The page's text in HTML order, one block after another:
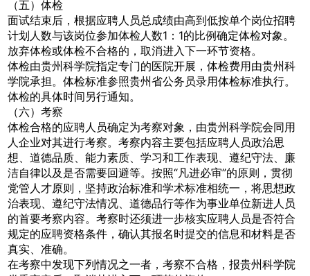
（五）体检
面试结束后，根据应聘人员总成绩由高到低按单个岗位招聘
计划人数与该岗位参加体检人数1：1的比例确定体检对象。
放弃体检或体检不合格的，取消进入下一环节资格。
体检由贵州科学院指定专门的医院开展，体检费用由贵州科
学院承担。体检标准参照贵州省公务员录用体检标准执行。
体检的具体时间另行通知。
（六）考察
体检合格的应聘人员确定为考察对象，由贵州科学院会同用
人企业对其进行考察。考察内容主要包括应聘人员政治思
想、道德品质、能力素质、学习和工作表现、遵纪守法、廉
洁自律以及是否需要回避等。按照“凡进必审”的原则，贯彻
党管人才原则，坚持政治标准和学术标准相统一，将思想政
治表现、遵纪守法情况、道德品行等作为事业单位新进人员
的首要考察内容。考察时还须进一步核实应聘人员是否符合
规定的应聘资格条件，确认其报名时提交的信息和材料是否
真实、准确。
在考察中发现下列情况之一者，考察不合格，报贵州科学院